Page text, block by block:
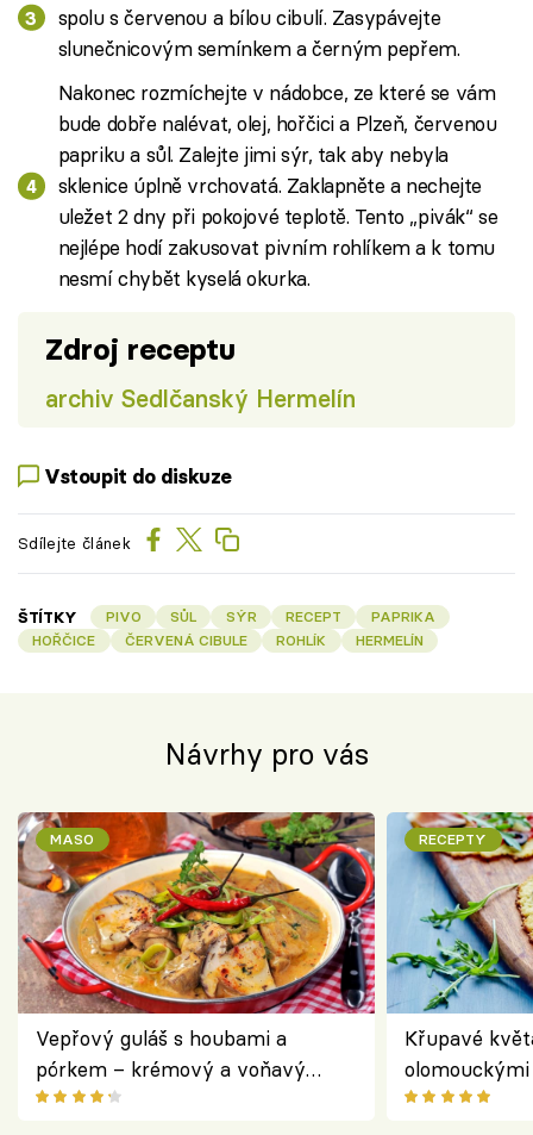
spolu s červenou a bílou cibulí. Zasypávejte
slunečnicovým semínkem a černým pepřem.
Nakonec rozmíchejte v nádobce, ze které se vám
bude dobře nalévat, olej, hořčici a Plzeň, červenou
papriku a sůl. Zalejte jimi sýr, tak aby nebyla
sklenice úplně vrchovatá. Zaklapněte a nechejte
uležet 2 dny při pokojové teplotě. Tento „pivák“ se
nejlépe hodí zakusovat pivním rohlíkem a k tomu
nesmí chybět kyselá okurka.
Zdroj receptu
archiv Sedlčanský Hermelín
Vstoupit do diskuze
Sdílejte článek
ŠTÍTKY PIVO SŮL SÝR RECEPT
PAPRIKA
HOŘČICE
ČERVENÁ CIBULE ROHLÍK HERMELÍN
Návrhy pro vás
MASO
Vepřový guláš s houbami a
pórkem – krémový a voňavý
pokrm z jednoho hrnce
RECEPTY
Křupavé
bezlepkový